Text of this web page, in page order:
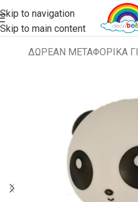
Skip to navigation
Skip to main content
ΔΩΡΕΑΝ ΜΕΤΑΦΟΡΙΚΑ
Αρχική σελίδα ΠΑΙΔΙΚΑ